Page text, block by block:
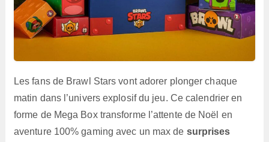
Les fans de Brawl Stars vont adorer plonger chaque
matin dans l’univers explosif du jeu. Ce calendrier en
forme de Mega Box transforme l’attente de Noël en
aventure 100% gaming avec un max de surprises